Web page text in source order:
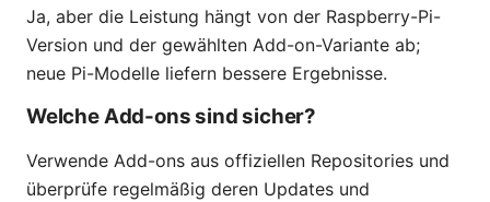
Ja, aber die Leistung hängt von der Raspberry-Pi-
Version und der gewählten Add-on-Variante ab;
neue Pi-Modelle liefern bessere Ergebnisse.
Welche Add-ons sind sicher?
Verwende Add-ons aus offiziellen Repositories und
überprüfe regelmäßig deren Updates und